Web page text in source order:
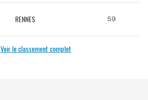
RENNES 59
Voir le classement complet